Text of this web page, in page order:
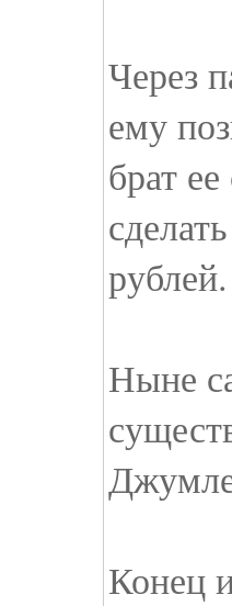
Через
ему
брат
рублей.
Ныне
Конец